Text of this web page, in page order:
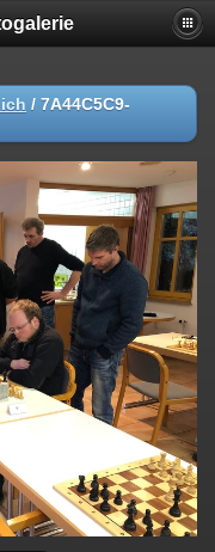
/ 7A44C5C9-